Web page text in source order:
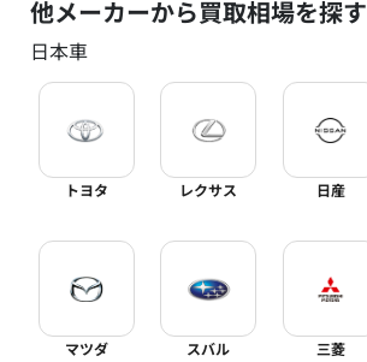
他メーカーから買取相場を探す
日本車
トヨタ レクサス 日産
マツダ スバル 三菱